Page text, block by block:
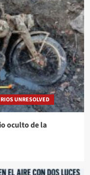
UNRESOLVED
oculto de la